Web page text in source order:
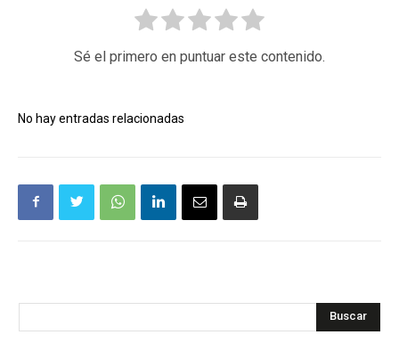
Sé el primero en puntuar este contenido.
No hay entradas relacionadas
Buscar